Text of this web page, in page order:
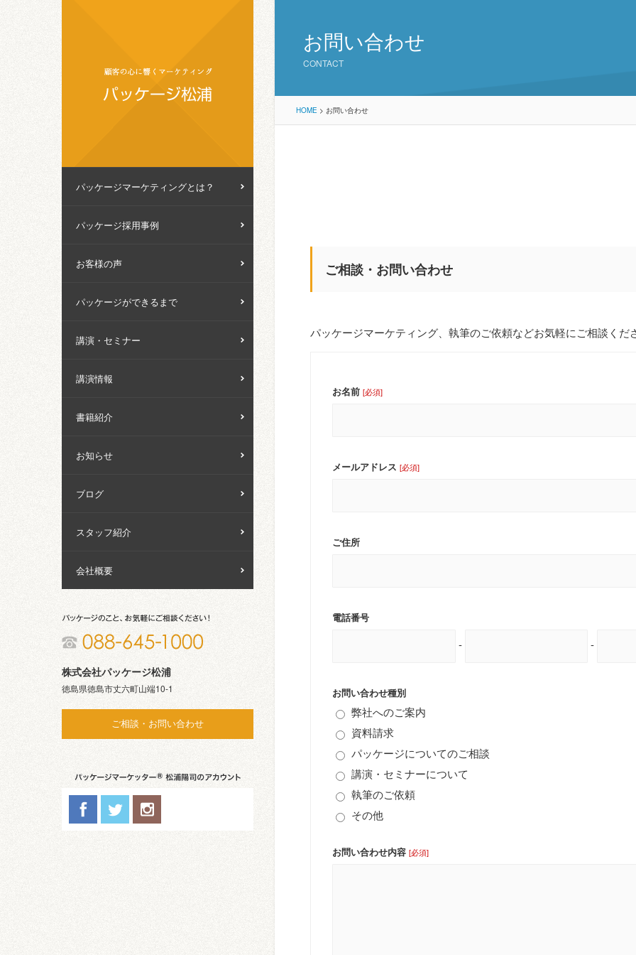
パッケージマーケティングとは？
パッケージ採用事例
お客様の声
パッケージができるまで
講演・セミナー
講演情報
書籍紹介
お知らせ
ブログ
スタッフ紹介
会社概要
株式会社パッケージ松浦
徳島県徳島市丈六町山端10-1
ご相談・お問い合わせ
お問い合わせ
CONTACT
HOME > お問い合わせ
ご相談・お問い合わせ
パッケージマーケティング、執筆のご依頼などお気軽にご相談くだ
お名前 [必須]
メールアドレス [必須]
ご住所
電話番号
- -
お問い合わせ種別
弊社へのご案内
資料請求
パッケージについてのご相談
講演・セミナーについて
執筆のご依頼
その他
お問い合わせ内容 [必須]